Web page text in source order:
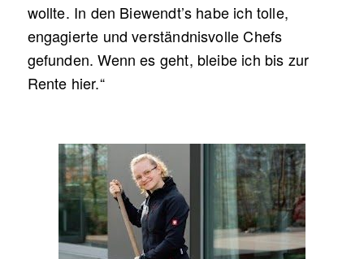
wollte. In den Biewendt’s habe ich tolle,
engagierte und verständnisvolle Chefs
gefunden. Wenn es geht, bleibe ich bis zur
Rente hier.“